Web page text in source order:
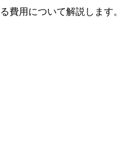
費用について解説します。